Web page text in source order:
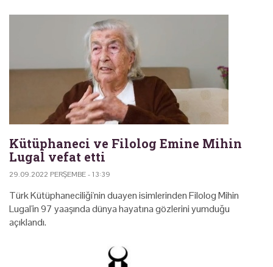
Kütüphaneci ve Filolog Emine Mihin
Lugal vefat etti
29.09.2022 PERŞEMBE - 13:39
Türk Kütüphaneciliği'nin duayen isimlerinden Filolog Mihin
Lugal'in 97 yaaşında dünya hayatına gözlerini yumduğu
açıklandı.